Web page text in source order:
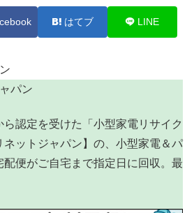
はてブ LINE
パン
認定を受けた「小型家電リサイク
ネットジャパン】の、小型家電＆パ
配便がご自宅まで指定日に回収。最